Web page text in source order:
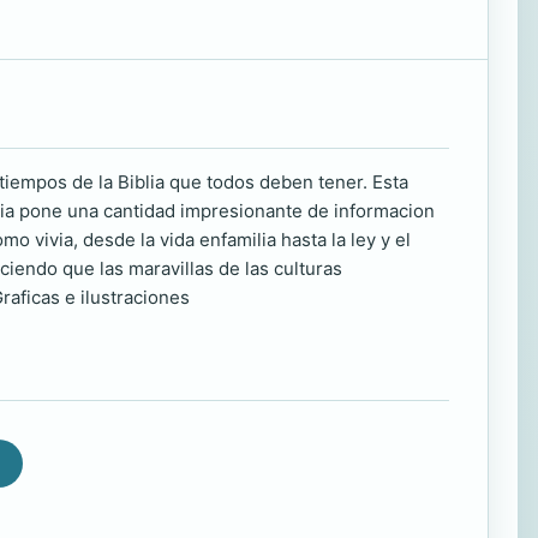
de la Biblia que todos deben tener. Esta
pone una cantidad impresionante de informacion
vivia, desde la vida enfamilia hasta la ley y el
que las maravillas de las culturas
e ilustraciones